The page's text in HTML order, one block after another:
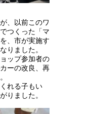
、以前このワ
つくった「マ
、市が実施す
りました。
ップ参加者の
ーの改良、再
れる子もい
りました。